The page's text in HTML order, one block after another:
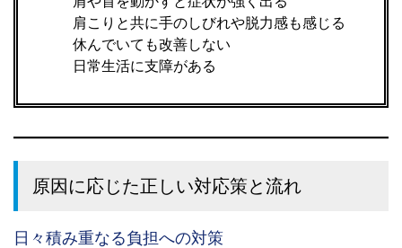
肩こりと共に手のしびれや脱力感も感じる
休んでいても改善しない
日常生活に支障がある
原因に応じた正しい対応策と流れ
日々積み重なる負担への対策